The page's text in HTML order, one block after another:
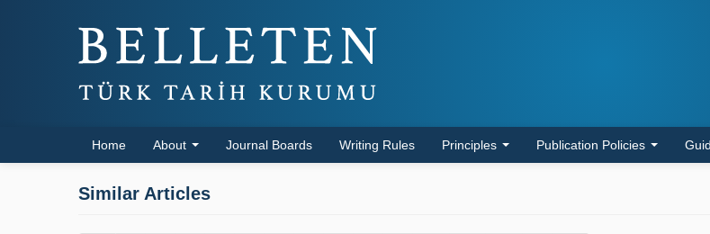
Home About Journal Boards Writing Rules Principles Publication Policies
Similar Articles